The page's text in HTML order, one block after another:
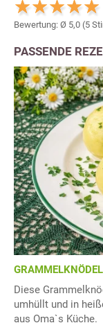
Bewertung: Ø 5,0 (5
PASSENDE
GRAMMELKNÖDEL
Diese
umhüllt und in
aus Oma`s Küche.